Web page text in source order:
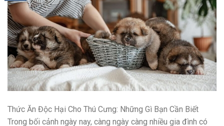
Thức Ăn Độc Hại Cho Thú Cưng: Những Gì Bạn Cần Biết
Trong bối cảnh ngày nay, càng ngày càng nhiều gia đình có